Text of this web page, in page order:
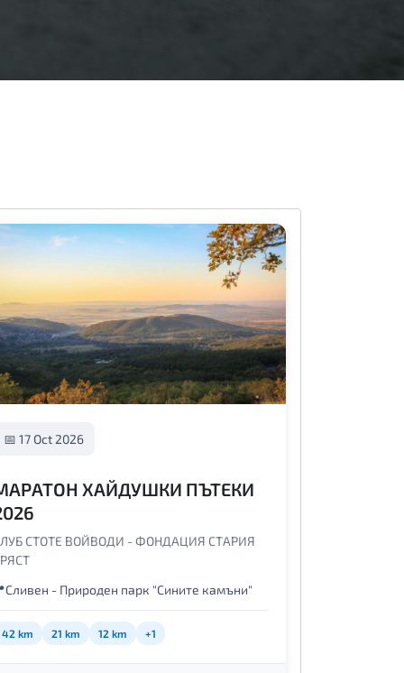
📅 17 Oct 2026
ХАЙДУШКИ ПЪТЕКИ
СТОТЕ ВОЙВОДИ - ФОНДАЦИЯ СТАРИЯ
Сливен - Природен парк "Сините камъни"
42 km 21 km 12 km +1